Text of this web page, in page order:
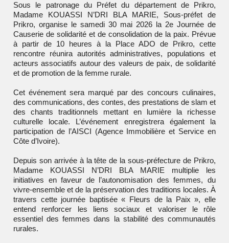
Sous le patronage du Préfet du département de Prikro,
Madame KOUASSI N’DRI BLA MARIE, Sous-préfet de
Prikro, organise le samedi 30 mai 2026 la 2e Journée de
Causerie de solidarité et de consolidation de la paix. Prévue
à partir de 10 heures à la Place ADO de Prikro, cette
rencontre réunira autorités administratives, populations et
acteurs associatifs autour des valeurs de paix, de solidarité
et de promotion de la femme rurale.
Cet événement sera marqué par des concours culinaires,
des communications, des contes, des prestations de slam et
des chants traditionnels mettant en lumière la richesse
culturelle locale. L’événement enregistrera également la
participation de l’AISCI (Agence Immobilière et Service en
Côte d’Ivoire).
Depuis son arrivée à la tête de la sous-préfecture de Prikro,
Madame KOUASSI N’DRI BLA MARIE multiplie les
initiatives en faveur de l’autonomisation des femmes, du
vivre-ensemble et de la préservation des traditions locales. À
travers cette journée baptisée « Fleurs de la Paix », elle
entend renforcer les liens sociaux et valoriser le rôle
essentiel des femmes dans la stabilité des communautés
rurales.